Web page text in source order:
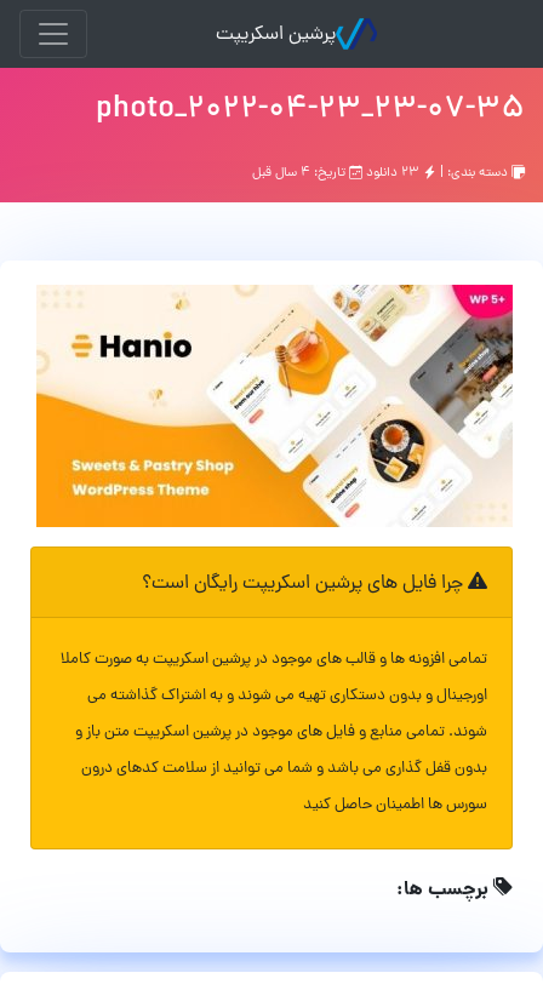
پرشین اسکریپت
photo_2022-04-23_23-07-35
دسته بندی: | تاریخ: ۴ سال قبل
چرا فایل های پرشین اسکریپت رایگان است؟
تمامی افزونه ها و قالب های موجود در پرشین اسکریپت به صورت کاملا
اورجینال و بدون دستکاری تهیه می شوند و به اشتراک گذاشته می
شوند. تمامی منابع و فایل های موجود در پرشین اسکریپت متن باز و
بدون قفل گذاری می باشد و شما می توانید از سلامت کدهای درون
سورس ها اطمینان حاصل کنید
برچسب ها: